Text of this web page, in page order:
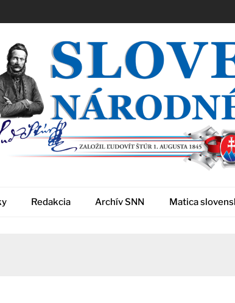
Redakcia Archív SNN Matica